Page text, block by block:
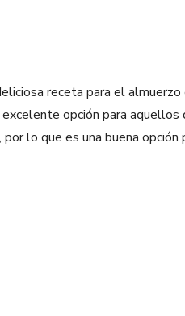
receta para el
opción para aquellos
lo que es una buena